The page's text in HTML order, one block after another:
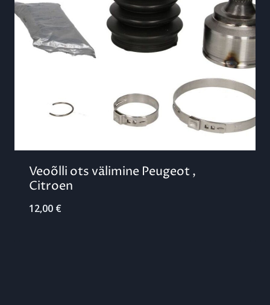
Veoõlli ots välimine Peugeot ,
Citroen
12,00 €